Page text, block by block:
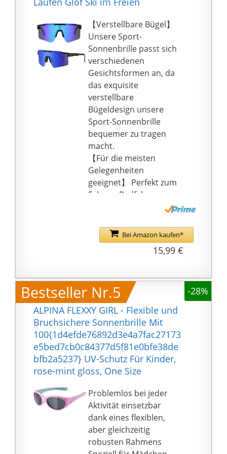
【Verstellbare Bügel】
Unsere Sport-
Sonnenbrille passt sich
verschiedenen
Gesichtsformen an, da
das exquisite
verstellbare
Bügeldesign unsere
Sport-Sonnenbrille
bequemer zu tragen
macht.
【Für die meisten
Gelegenheiten
geeignet】 Perfekt zum
Fahren, Radfahren,
Baseball, Skifahren,
Rennen, Klettern,
Partys und andere
zu einer Party/einem
Rave/einer Bar/einem
Festival/irgendwohin
gehen, mit dieser
supercoolen Brille
heben Sie sich definitiv
von der Masse ab.
【Einteilige, übergroße
Linse】 1.: Da sie
UV400-Schutz bietet
und schädliche UVA-
und UVB-Strahlen
blockiert, können Sie
das Leben im Freien
freier genießen, wenn
Bei Amazon kaufen*
15,99 €
Bestseller Nr.5
-28%
ALPINA FLEXXY GIRL - Flexible und
Bruchsichere Sonnenbrille Mit
100{1d4efde76892d3e4a7fac27173
e5bed7cb0c84377d5f81e0bfe38de
bfb2a5237} UV-Schutz Für Kinder,
rose-mint gloss, One Size
Problemlos bei jeder
Aktivität einsetzbar
dank eines flexiblen,
aber gleichzeitig
robusten Rahmens